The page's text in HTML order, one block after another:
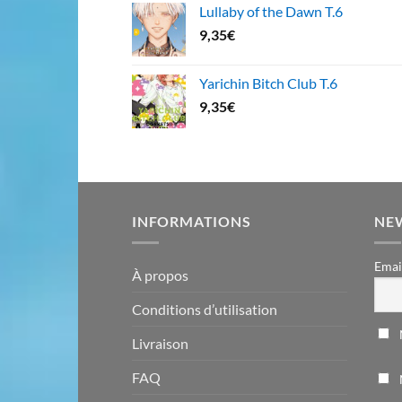
Lullaby of the Dawn T.6
9,35€
Yarichin Bitch Club T.6
9,35€
INFORMATIONS
À propos
Conditions d’utilisation
Livraison
FAQ